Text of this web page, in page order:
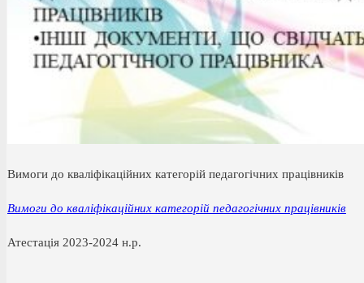
Вимоги до кваліфікаційних категорій педагогічних працівників
Вимоги до кваліфікаційних категорій педагогічних працівників
Атестація 2023-2024 н.р.